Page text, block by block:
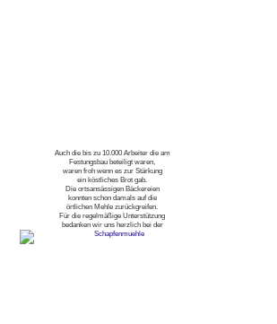
Auch die bis zu 10.000 Arbeiter die am
Festungsbau beteiligt waren,
waren froh wenn es zur Stärkung
ein köstliches Brot gab.
Die ortsansässigen Bäckereien
konnten schon damals auf die
örtlichen Mehle zurückgreifen.
Für die regelmäßige Unterstützung
bedanken wir uns herzlich bei der